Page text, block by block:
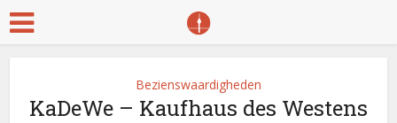
Bezienswaardigheden
KaDeWe – Kaufhaus des Westens